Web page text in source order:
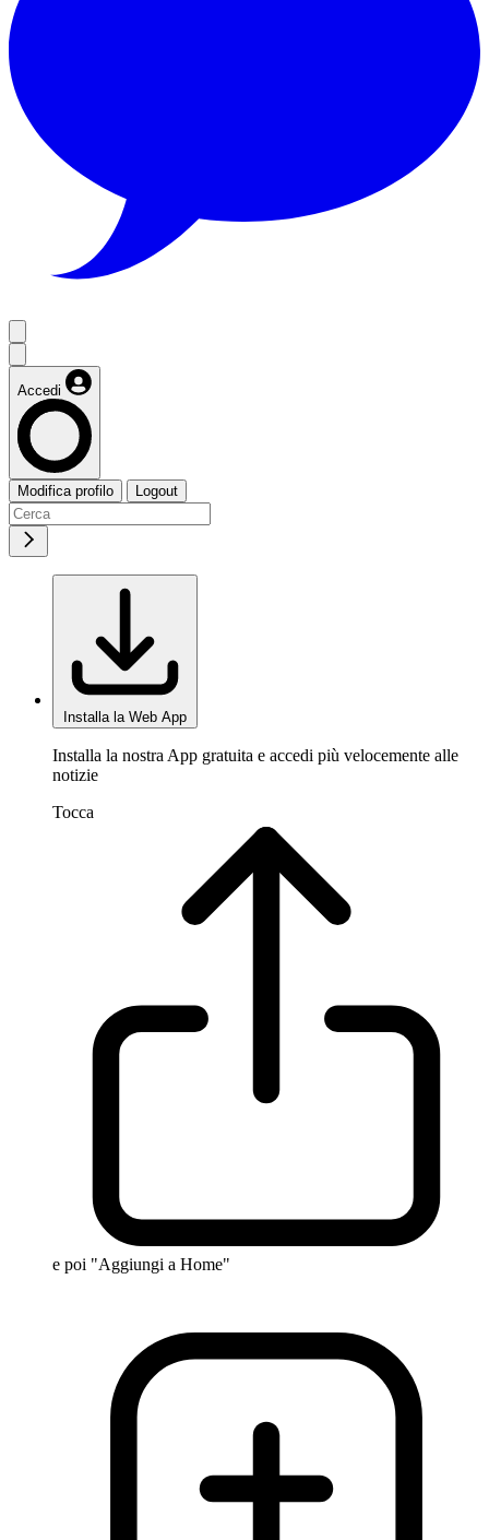
Accedi
Modifica profilo Logout
Installa la Web App
Installa la nostra App gratuita e accedi più velocemente alle
notizie
Tocca
e poi "Aggiungi a Home"